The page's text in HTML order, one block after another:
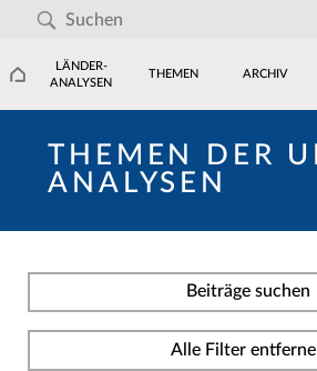
LÄNDER-
ANALYSEN
THEMEN ARCHIV
THEMEN DER
ANALYSEN
Beiträge suchen
Alle Filter